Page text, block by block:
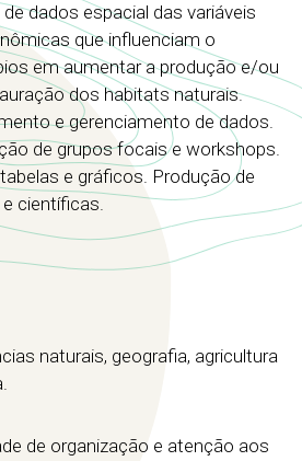
dados espacial das variáveis
que influenciam o
em aumentar a produção e/ou
dos habitats naturais.
e gerenciamento de dados.
de grupos focais e workshops.
e gráficos. Produção de
científicas.
naturais, geografia, agricultura
de organização e atenção aos